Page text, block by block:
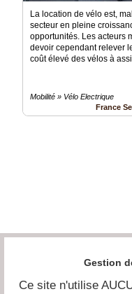
La location de vélo est,
secteur en pleine
opportunités. Les acteurs
devoir cependant relever
coût élevé des vélos à
Mobilité » Vélo Electrique
France
Gestion
Ce site n'utilise